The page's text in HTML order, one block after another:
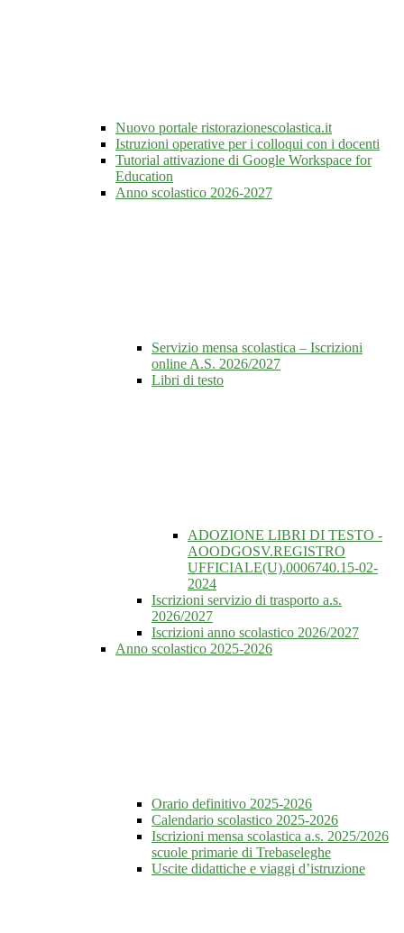
Nuovo portale ristorazionescolastica.it
Istruzioni operative per i colloqui con i docenti
Tutorial attivazione di Google Workspace for
Education
Anno scolastico 2026-2027
Servizio mensa scolastica – Iscrizioni
online A.S. 2026/2027
Libri di testo
ADOZIONE LIBRI DI TESTO -
AOODGOSV.REGISTRO
UFFICIALE(U).0006740.15-02-
2024
Iscrizioni servizio di trasporto a.s.
2026/2027
Iscrizioni anno scolastico 2026/2027
Anno scolastico 2025-2026
Orario definitivo 2025-2026
Calendario scolastico 2025-2026
Iscrizioni mensa scolastica a.s. 2025/2026
scuole primarie di Trebaseleghe
Uscite didattiche e viaggi d’istruzione